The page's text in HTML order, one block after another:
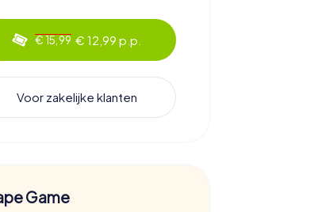
€ 15,99 € 12,99 p.p.
Voor zakelijke klanten
Game